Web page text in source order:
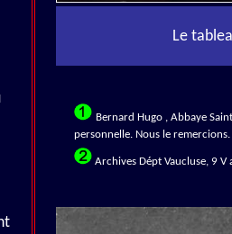
Le
Bernard Hugo , Abbaye
personnelle. Nous le remercions.
Archives Dépt Vaucluse, 9 V